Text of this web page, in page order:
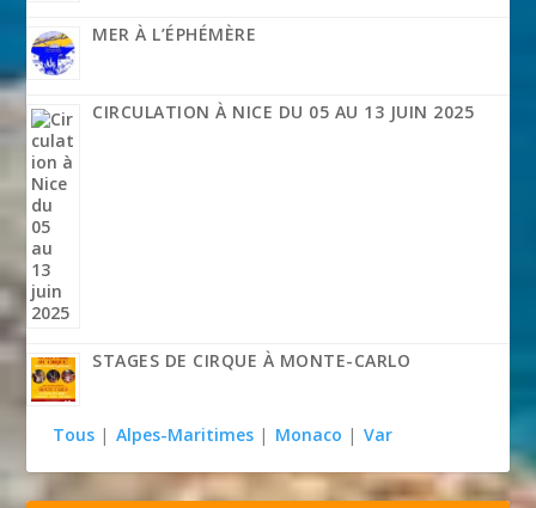
MER À L’ÉPHÉMÈRE
CIRCULATION À NICE DU 05 AU 13 JUIN 2025
STAGES DE CIRQUE À MONTE-CARLO
Tous | Alpes-Maritimes | Monaco | Var